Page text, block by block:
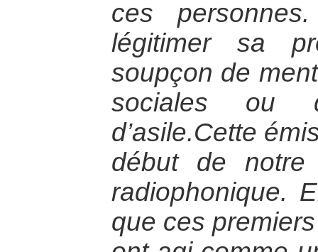
ces
légitimer sa
soupçon de
sociales ou
d’asile.Cette
début de notre
radiophonique.
que ces